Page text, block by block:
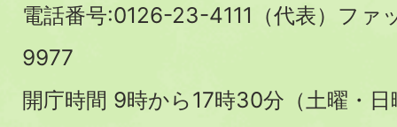
電話番号:0126-23-4111（代表）フ
9977
開庁時間 9時から17時30分（土曜・